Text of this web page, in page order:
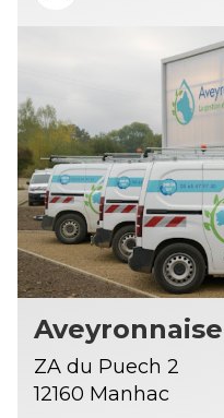
ZA du Puech 2
12160 Manhac